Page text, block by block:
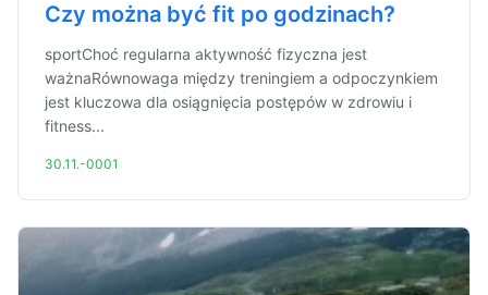
Czy można być fit po godzinach?
sportChoć regularna aktywność fizyczna jest
ważnaRównowaga między treningiem a odpoczynkiem
jest kluczowa dla osiągnięcia postępów w zdrowiu i
fitness...
30.11.-0001